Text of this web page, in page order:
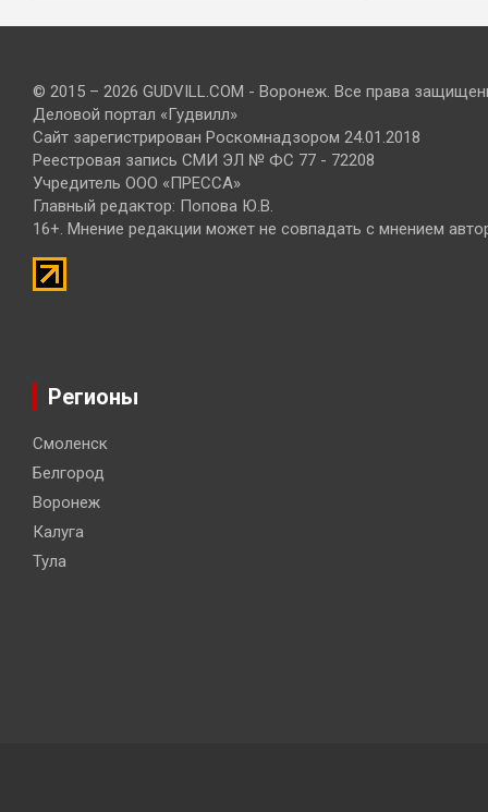
© 2015 – 2026 GUDVILL.COM - Воронеж. Все права
Деловой портал «Гудвилл»
Сайт зарегистрирован Роскомнадзором 24.01.2018
Реестровая запись СМИ ЭЛ № ФС 77 - 72208
Учредитель ООО «ПРЕССА»
Главный редактор: Попова Ю.В.
16+. Мнение редакции может не совпадать с мнением
Регионы
Смоленск
Белгород
Воронеж
Калуга
Тула